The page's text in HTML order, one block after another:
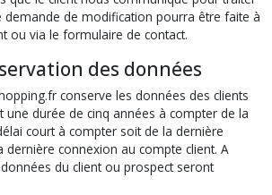
demande de modification pourra être faite à
ou via le formulaire de contact.
des données
conserve les données des clients
une durée de cinq années à compter de la
court à compter soit de la dernière
connexion au compte client. A
données du client ou prospect seront